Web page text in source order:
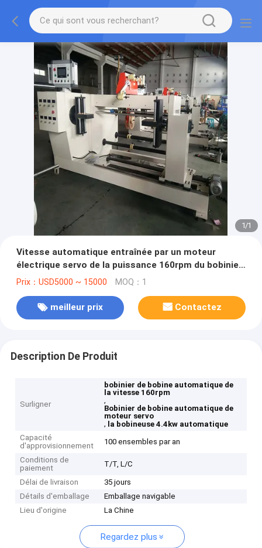
1/1
Vitesse automatique entraînée par un moteur
électrique servo de la puissance 160rpm du bobinier
de bobine 4.4kw
Prix：USD5000 ~ 15000 MOQ：1
meilleur prix Contactez
Description De Produit
Surligner
bobinier de bobine automatique de
la vitesse 160rpm
,
Bobinier de bobine automatique de
moteur servo
, la bobineuse 4.4kw automatique
Capacité
d'approvisionnement
100 ensembles par an
Conditions de
paiement
T/T, L/C
Délai de livraison
35 jours
Détails d'emballage
Emballage navigable
Lieu d'origine
La Chine
Regardez plus